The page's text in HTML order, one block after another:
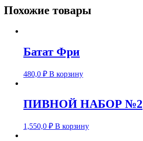
Похожие товары
Батат Фри
480,0 ₽ В корзину
ПИВНОЙ НАБОР №2
1,550,0 ₽ В корзину